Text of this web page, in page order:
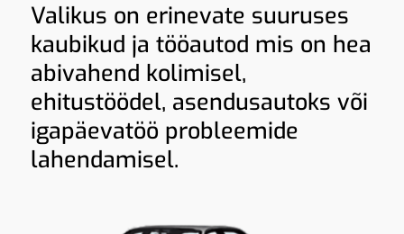
Valikus on erinevate suuruses
kaubikud ja tööautod mis on hea
abivahend kolimisel,
ehitustöödel, asendusautoks või
igapäevatöö probleemide
lahendamisel.